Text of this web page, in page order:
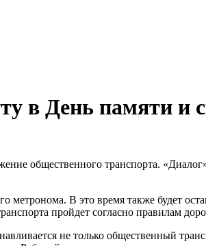
в День памяти и
общественного транспорта.
метронома. В это время также будет
пройдет согласно правилам
не только общественный